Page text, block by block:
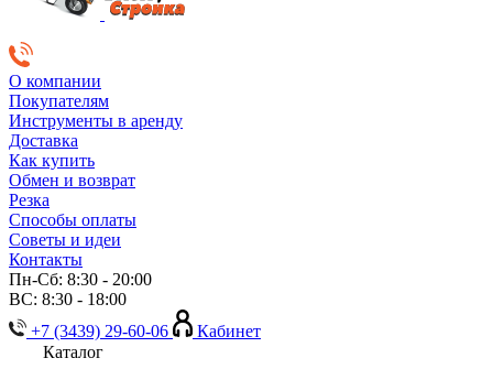
О компании
Покупателям
Инструменты в аренду
Доставка
Как купить
Обмен и возврат
Резка
Способы оплаты
Советы и идеи
Контакты
Пн-Сб: 8:30 - 20:00
ВС: 8:30 - 18:00
+7 (3439) 29-60-06
Кабинет
Каталог